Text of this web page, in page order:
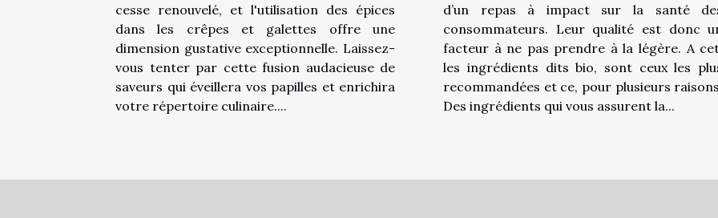
cesse renouvelé, et l'utilisation des épices
dans les crêpes et galettes offre une
dimension gustative exceptionnelle. Laissez-
vous tenter par cette fusion audacieuse de
saveurs qui éveillera vos papilles et enrichira
votre répertoire culinaire....
d’un repas à impact sur la santé
consommateurs. Leur qualité est donc
facteur à ne pas prendre à la légère. A
les ingrédients dits bio, sont ceux les
recommandées et ce, pour plusieurs
Des ingrédients qui vous assurent la...